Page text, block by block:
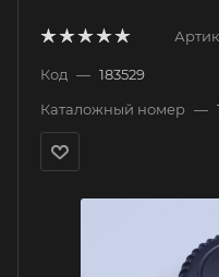
Код — 183529
Каталожный номер —